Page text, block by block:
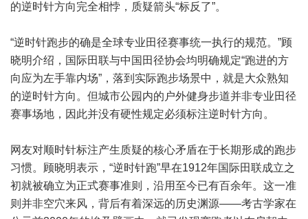
的逆时针方向完全相悖，质疑箭头“标反了”。
“逆时针跑步的确是全球专业田径赛事统一执行的规范。”顾
晓明介绍，国际田联与中国田径协会均明确规定“跑进的方
向应为左手靠内场”，落到实际跑步场景中，就是大众熟知
的逆时针方向。但城市公园内的户外健身步道并非专业田径
赛事场地，因此并没有硬性规定必须标注逆时针方向。
网友对顺时针标注产生质疑的核心矛盾在于长期形成的跑步
习惯。顾晓明表示，“逆时针跑”早在1912年国际田联成立之
初就被确立为正式赛事准则，沿用至今已有百余年。这一准
则并非空穴来风，背后有着深远的历史渊源——考古学家在